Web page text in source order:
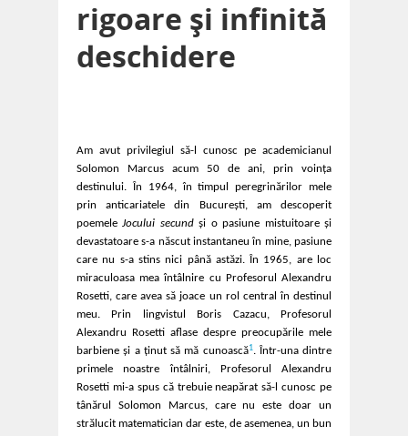
rigoare și infinită
deschidere
Am avut privilegiul să-l cunosc pe academicianul
Solomon Marcus acum 50 de ani, prin voinţa
destinului. În 1964, în timpul peregrinărilor mele
prin anticariatele din Bucureşti, am descoperit
poemeleJocului secundşi o pasiune mistuitoare şi
devastatoare s-a născut instantaneu în mine, pasiune
care nu s-a stins nici până astăzi. În 1965, are loc
miraculoasa mea întâlnire cu Profesorul Alexandru
Rosetti, care avea să joace un rol central în destinul
meu. Prin lingvistul Boris Cazacu, Profesorul
Alexandru Rosetti aflase despre preocupările mele
barbiene şi a ţinut să mă cunoască1. Într-una dintre
primele noastre întâlniri, Profesorul Alexandru
Rosetti mi-a spus că trebuie neapărat să-l cunosc pe
tânărul Solomon Marcus, care nu este doar un
strălucit matematician dar este, de asemenea, un bun